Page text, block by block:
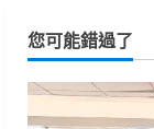
您可能錯過了